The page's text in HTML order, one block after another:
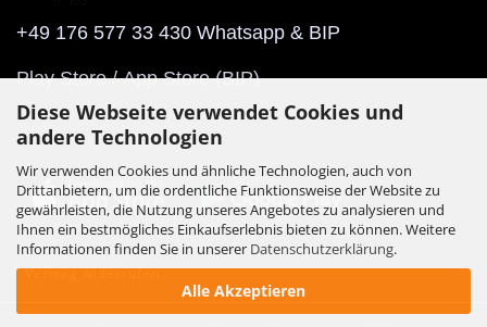
Diese Webseite verwendet Cookies und
andere Technologien
Wir verwenden Cookies und ähnliche Technologien, auch von
Drittanbietern, um die ordentliche Funktionsweise der Website zu
gewährleisten, die Nutzung unseres Angebotes zu analysieren und
Ihnen ein bestmögliches Einkaufserlebnis bieten zu können. Weitere
Informationen finden Sie in unserer Datenschutzerklärung.
Alle Akzeptieren
+49 176 577 33 430 Whatsapp & BIP
Play Store/App Store(BIP)
Vertrag widerrufen